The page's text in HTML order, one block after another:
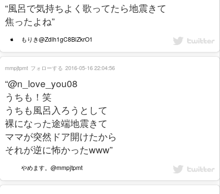
“風呂で気持ちよく歌ってたら地震きて
焦ったよね”
もりき@Zdlh1gC8BlZkrO1
“@n_love_you08
うちも！笑
うちも風呂入ろうとして
裸になった途端地震きて
ママが突然ドア開けたから
それが逆に怖かったwww”
やめます。@mmpjtpmt
mmpjtpmt フォローする 2016-05-16 22:04:56